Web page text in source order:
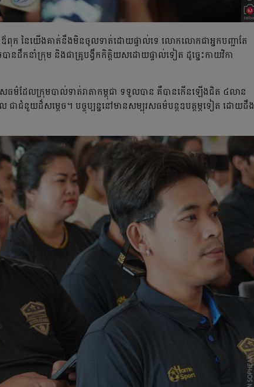
នៃ​យើង​គាត់​នឹង​មិន​ចូល​ទាត់​ដោយ​ផ្ទាល់​ទេ លោក​លោក​ជា​អ្នក​បញ្ជាតែ
ាន​ដឹកនាំ​ក្រុម និង​ជា​គ្រូ​បង្វឹក​កិត្ដិយស​ដោយ​ផ្ទាល់​ទៀត ដូច្នេះ​កាយវិកា​
ស​ធម៌​ដែល​ក្រុម​បាល់ទាត់​រាតា​កម្ពុជា ទទួល​បាន គឺ​បាន​កើន​ឡើង​ជិត ៤​លាន​
ជា​ជំនួយ​ដ៏​សម្ដេច។ បច្ចុប្បន្ន​នៅ​មាន​សម្បុរសធម៌​បន្ដ​ឧបត្ដម្ភ​ទៀត ដោយ​ដឹង​